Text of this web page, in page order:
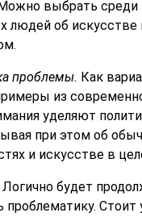
выбрать среди
людей об искусстве
проблемы. Как
из
уделяют
при этом об
и искусстве в
Логично будет
проблематику. Стоит